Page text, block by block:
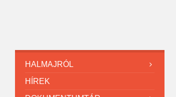
HALMAJRÓL
HÍREK